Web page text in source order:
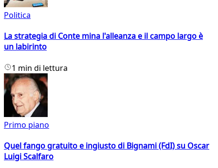
Politica
La strategia di Conte mina l'alleanza e il campo largo è
un labirinto
1 min di lettura
Primo piano
Quel fango gratuito e ingiusto di Bignami (FdI) su Oscar
Luigi Scalfaro